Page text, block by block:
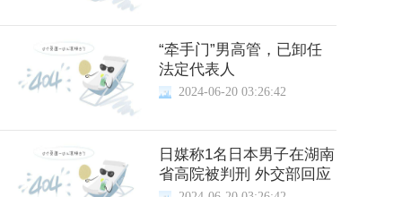
“牵手门”男高管，已卸任
法定代表人
2024-06-20 03:26:42
日媒称1名日本男子在湖南
省高院被判刑 外交部回应